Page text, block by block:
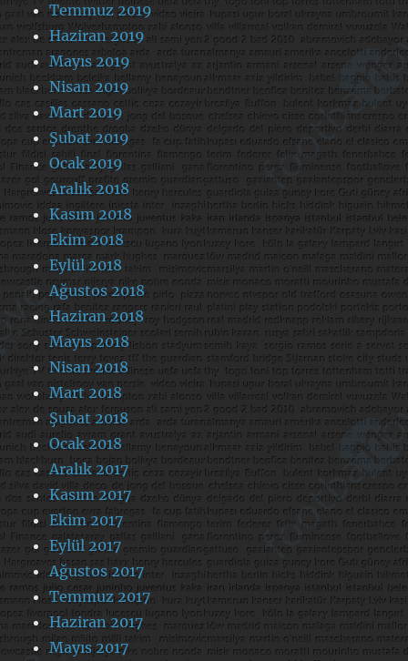
Temmuz 2019
Haziran 2019
Mayıs 2019
Nisan 2019
Mart 2019
Şubat 2019
Ocak 2019
Aralık 2018
Kasım 2018
Ekim 2018
Eylül 2018
Ağustos 2018
Haziran 2018
Mayıs 2018
Nisan 2018
Mart 2018
Şubat 2018
Ocak 2018
Aralık 2017
Kasım 2017
Ekim 2017
Eylül 2017
Ağustos 2017
Temmuz 2017
Haziran 2017
Mayıs 2017